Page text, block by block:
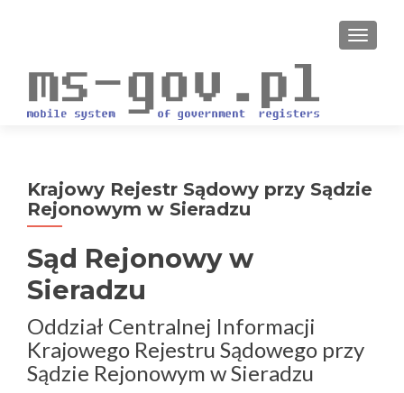
Krajowy Rejestr Sądowy przy Sądzie
Rejonowym w Sieradzu
Sąd Rejonowy w
Sieradzu
Oddział Centralnej Informacji
Krajowego Rejestru Sądowego przy
Sądzie Rejonowym w Sieradzu